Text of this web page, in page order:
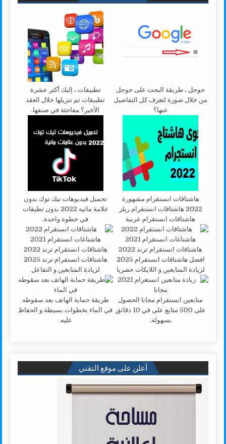
جوجل ، طريقة البحث على جوجل
من خلال صورة لتعرف كل التفاصيل
عنها؟
تطبيقات ، إليك أكثر عشرة
تطبيقات تم تنزيلها خلال العقد
الأخير؟ مفاجئة في صنفها.
هاشتاقات انستقرام مشهورة
2022 هاشتاقات انستقرام ريلز
هاشتاقات انستقرام عربية
تحميل فيديوهات تيك توك بدون
علامة مائيه 2022 بدون تطيقات
في خطوة واحدة.
افضل هاشتاقات انستقرام 2025
لزيادة المتابعين و اللايكات حصريا
هاشتاقات انستقرام ترند 2025
لزيادة المتابعين و التفاعل
متابعين انستقرام مجانا الحصول
على 500 متابع على في 10 دقائق
بسهولة.
طريقة حماية الهاتف بعد سقوطه
في الماء بخطوات بسيطة و الحفاظ
عليه.
أعلن على موقع التقني